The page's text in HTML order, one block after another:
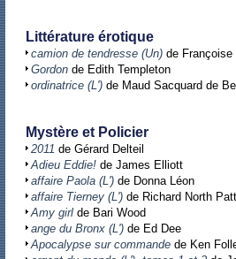
Littérature érotique
camion de tendresse (Un) de Françoise
Gordon de Edith Templeton
ordinatrice (L') de Maud Sacquard de
Mystère et Policier
2011 de Gérard Delteil
Adieu Eddie! de James Elliott
affaire Paola (L') de Donna Léon
affaire Tierney (L') de Richard North
Amy girl de Bari Wood
ange du Bronx (L') de Ed Dee
Apocalypse sur commande de Ken